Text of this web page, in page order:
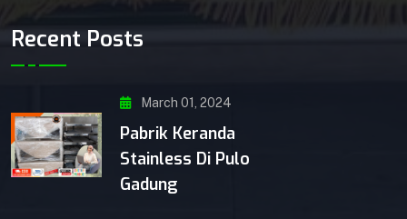
Recent Posts
March 01, 2024
Pabrik Keranda
Stainless Di Pulo
Gadung